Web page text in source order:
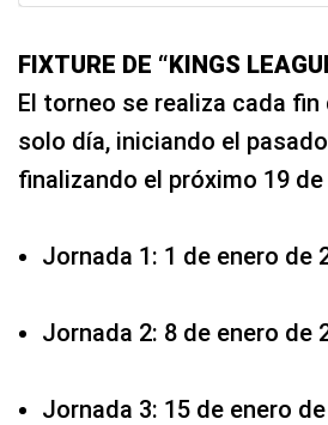
FIXTURE DE “KINGS
El torneo se realiza cada fin
solo día, iniciando el
finalizando el próximo 19
Jornada 1: 1 de enero de
Jornada 2: 8 de enero de
Jornada 3: 15 de enero